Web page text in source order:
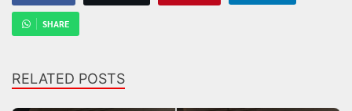
SHARE
RELATED POSTS